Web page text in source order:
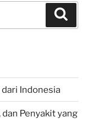
dari Indonesia
Penyakit yang